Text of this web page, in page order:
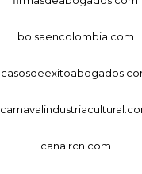
bolsaencolombia.com
canalrcn.com